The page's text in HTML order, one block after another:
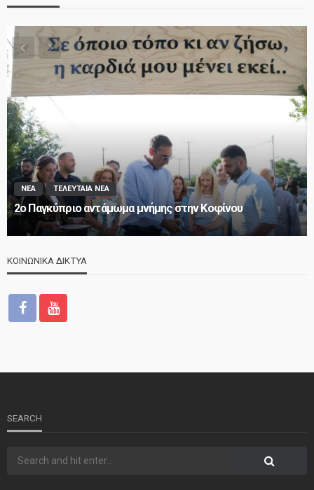
ΝΕΑ ΤΕΛΕΥΤΑΙΑ ΝΕΑ
2o Παγκύπριο αντάμωμα μνήμης στην Κοφίνου
ΚΟΙΝΩΝΙΚΑ ΔΙΚΤΥΑ
SEARCH